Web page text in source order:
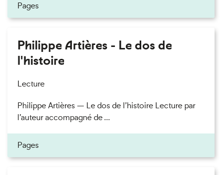
Pages
Philippe Artières - Le dos de
l'histoire
Lecture
Philippe Artières — Le dos de l’histoire Lecture par
l’auteur accompagné de ...
Pages